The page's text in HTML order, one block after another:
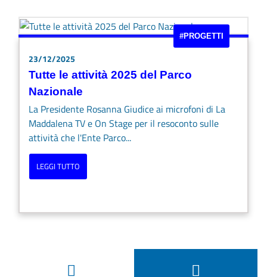
#PROGETTI
23/12/2025
Tutte le attività 2025 del Parco
Nazionale
La Presidente Rosanna Giudice ai microfoni di La
Maddalena TV e On Stage per il resoconto sulle
attività che l'Ente Parco...
LEGGI TUTTO